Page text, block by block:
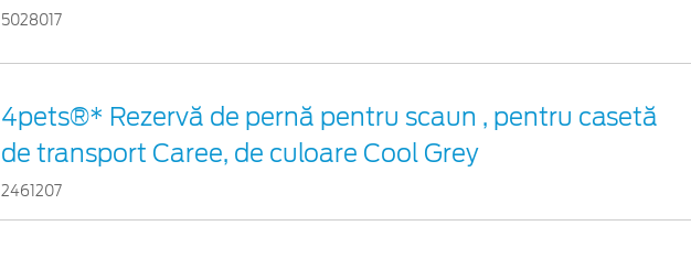
5028017
4pets®* Rezervă de pernă pentru scaun , pentru casetă
de transport Caree, de culoare Cool Grey
2461207